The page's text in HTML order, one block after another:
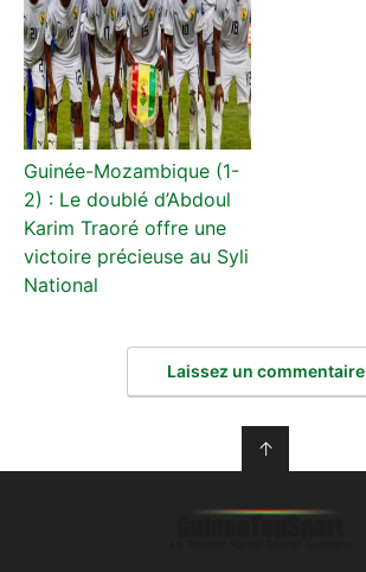
Guinée-Mozambique (1-
2) : Le doublé d’Abdoul
Karim Traoré offre une
victoire précieuse au Syli
National
Laissez un commentaire
↑